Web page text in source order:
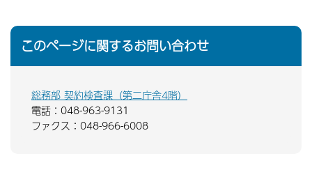
このページに関するお問い合わせ
総務部 契約検査課（第二庁舎4階）
電話：048-963-9131
ファクス：048-966-6008